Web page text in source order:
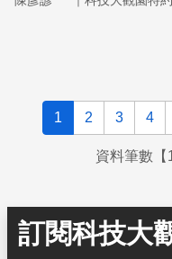
「生命說明書」裡。
1 2 3 4
資料筆數【
訂閱科技大